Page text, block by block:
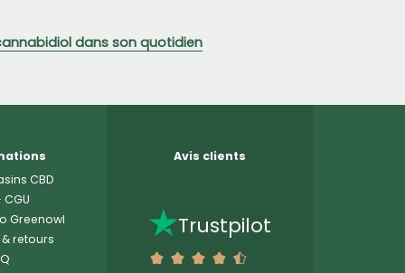
dans son quotidien
CBD
CGU
Greenowl
retours
Avis clients
Trustpilot